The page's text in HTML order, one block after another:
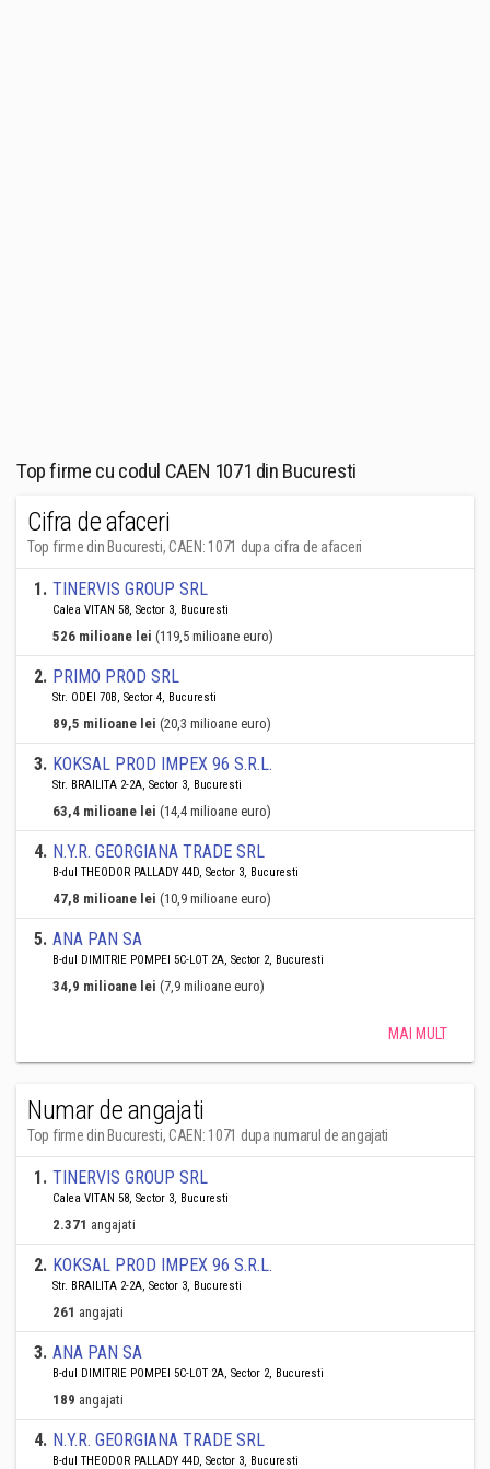
Top firme cu codul CAEN 1071 din Bucuresti
Cifra de afaceri
Top firme din Bucuresti, CAEN: 1071 dupa cifra de afaceri
1. TINERVIS GROUP SRL
Calea VITAN 58, Sector 3, Bucuresti
526 milioane lei (119,5 milioane euro)
2. PRIMO PROD SRL
Str. ODEI 70B, Sector 4, Bucuresti
89,5 milioane lei (20,3 milioane euro)
3. KOKSAL PROD IMPEX 96 S.R.L.
Str. BRAILITA 2-2A, Sector 3, Bucuresti
63,4 milioane lei (14,4 milioane euro)
4. N.Y.R. GEORGIANA TRADE SRL
B-dul THEODOR PALLADY 44D, Sector 3, Bucuresti
47,8 milioane lei (10,9 milioane euro)
5. ANA PAN SA
B-dul DIMITRIE POMPEI 5C-LOT 2A, Sector 2, Bucuresti
34,9 milioane lei (7,9 milioane euro)
MAI MULT
Numar de angajati
Top firme din Bucuresti, CAEN: 1071 dupa numarul de angajati
1. TINERVIS GROUP SRL
Calea VITAN 58, Sector 3, Bucuresti
2.371 angajati
2. KOKSAL PROD IMPEX 96 S.R.L.
Str. BRAILITA 2-2A, Sector 3, Bucuresti
261 angajati
3. ANA PAN SA
B-dul DIMITRIE POMPEI 5C-LOT 2A, Sector 2, Bucuresti
189 angajati
4. N.Y.R. GEORGIANA TRADE SRL
B-dul THEODOR PALLADY 44D, Sector 3, Bucuresti